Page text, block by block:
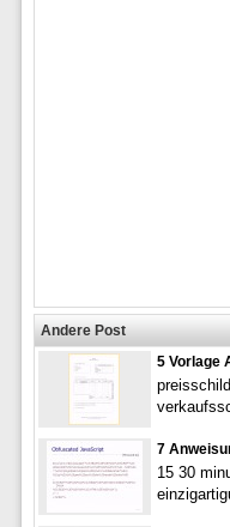
Andere Post
5 Vorlage
7
15 30